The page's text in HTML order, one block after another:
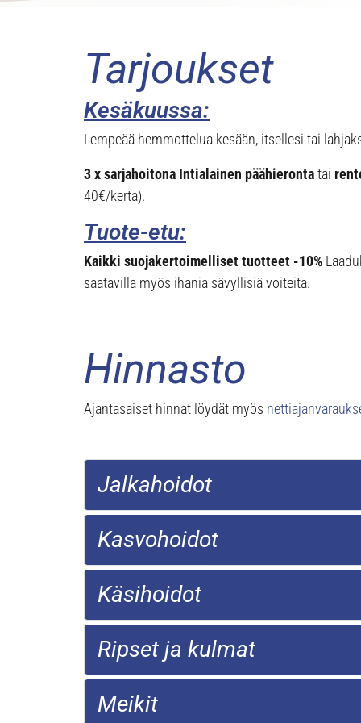
Tarjoukset
Kesäkuussa:
Lempeää hemmottelua kesään, itsellesi tai
3 x sarjahoitona Intialainen päähieronta tai
40€/kerta).
Tuote-etu:
Kaikki suojakertoimelliset tuotteet -10%
saatavilla myös ihania sävyllisiä voiteita.
Hinnasto
Ajantasaiset hinnat löydät myös
Jalkahoidot
Kasvohoidot
Käsihoidot
Ripset ja kulmat
Meikit